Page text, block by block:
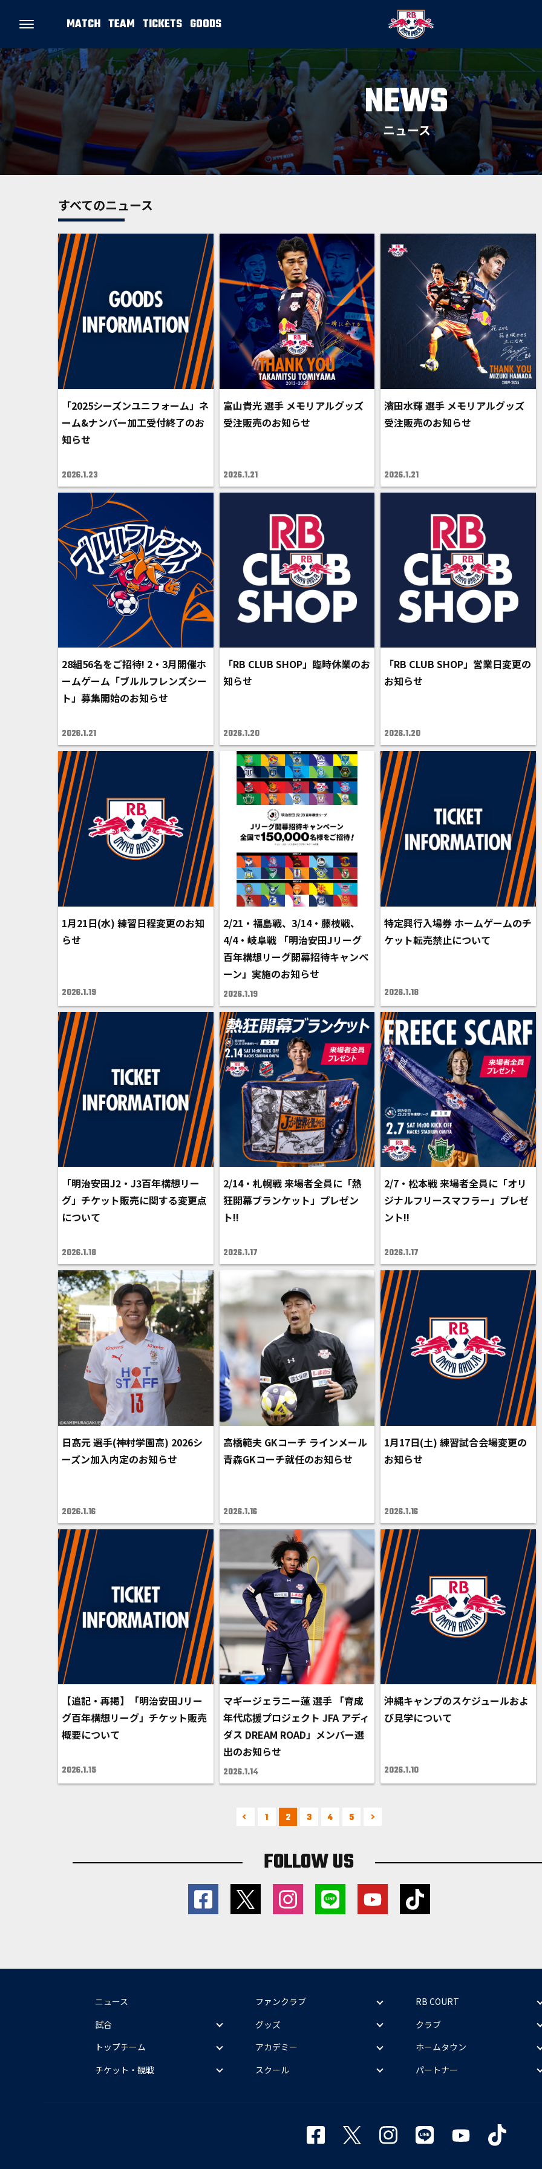
MATCH TEAM TICKETS GOODS
NEWS
ニュース
すべてのニュース
「2025シーズンユニフォーム」ネ
ーム&ナンバー加工受付終了のお
知らせ
2026.1.23
富山貴光 選手 メモリアルグッズ
受注販売のお知らせ
2026.1.21
濱田水輝 選手 メモリアルグッズ
受注販売のお知らせ
2026.1.21
28組56名をご招待! 2・3月開催ホ
ームゲーム「ブルルフレンズシー
ト」募集開始のお知らせ
2026.1.21
「RB CLUB SHOP」臨時休業のお
知らせ
2026.1.20
「RB CLUB SHOP」営業日変更の
お知らせ
2026.1.20
1月21日(水) 練習日程変更のお知
らせ
2026.1.19
2/21・福島戦、3/14・藤枝戦、
4/4・岐阜戦 「明治安田Jリーグ
百年構想リーグ開幕招待キャンペ
ーン」実施のお知らせ
2026.1.19
特定興行入場券 ホームゲームのチ
ケット転売禁止について
2026.1.18
「明治安田J2・J3百年構想リー
グ」チケット販売に関する変更点
について
2026.1.18
2/14・札幌戦 来場者全員に「熱
狂開幕ブランケット」プレゼン
ト!!
2026.1.17
2/7・松本戦 来場者全員に「オリ
ジナルフリースマフラー」プレゼ
ント!!
2026.1.17
日髙元 選手(神村学園高) 2026シ
ーズン加入内定のお知らせ
2026.1.16
高橋範夫 GKコーチ ラインメール
青森GKコーチ就任のお知らせ
2026.1.16
1月17日(土) 練習試合会場変更の
お知らせ
2026.1.16
【追記・再掲】「明治安田Jリー
グ百年構想リーグ」チケット販売
概要について
2026.1.15
マギージェラニー蓮 選手 「育成
年代応援プロジェクト JFA アディ
ダス DREAM ROAD」メンバー選
出のお知らせ
2026.1.14
沖縄キャンプのスケジュールおよ
び見学について
2026.1.10
1 2 3 4 5
FOLLOW US
ニュース
試合
トップチーム
チケット・観戦
ファンクラブ
グッズ
アカデミー
スクール
RB COURT
クラブ
ホームタウン
パートナー